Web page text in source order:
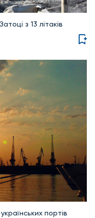
з 13 літаків
портів